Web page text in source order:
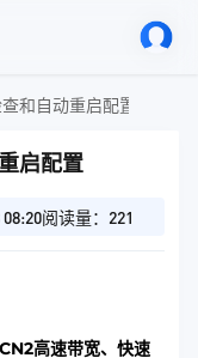
和自动重启配置
启配置
阅读量：221
高速带宽、快速